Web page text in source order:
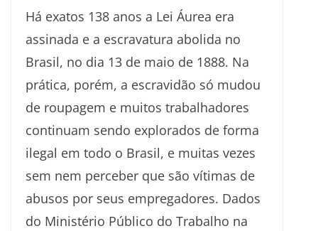
Há exatos 138 anos a Lei Áurea era
assinada e a escravatura abolida no
Brasil, no dia 13 de maio de 1888. Na
prática, porém, a escravidão só mudou
de roupagem e muitos trabalhadores
continuam sendo explorados de forma
ilegal em todo o Brasil, e muitas vezes
sem nem perceber que são vítimas de
abusos por seus empregadores. Dados
do Ministério Público do Trabalho na